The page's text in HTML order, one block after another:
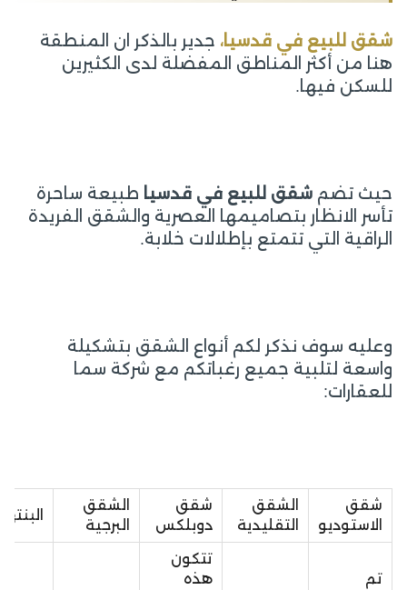
شقق للبيع في قدسيا، جدير بالذكر ان المنطقة
هنا من أكثر المناطق المفضلة لدى الكثيرين
للسكن فيها.
حيث تضم شقق للبيع في قدسيا طبيعة ساحرة
تأسر الانظار بتصاميمها العصرية والشقق الفريدة
الراقية التي تتمتع بإطلالات خلابة.
وعليه سوف نذكر لكم أنواع الشقق بتشكيلة
واسعة لتلبية جميع رغباتكم مع شركة سما
للعقارات:
شقق
الاستوديو
الشقق
التقليدية
شقق
دوبلكس
الشقق
البرجية
تم
تتكون
هذه